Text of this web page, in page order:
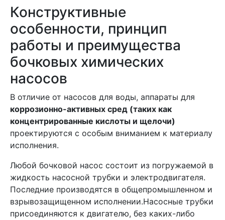
Конструктивные
особенности, принцип
работы и преимущества
бочковых химических
насосов
В отличие от насосов для воды, аппараты для
коррозионно-активных сред (таких как
концентрированные кислоты и щелочи)
проектируются с особым вниманием к материалу
исполнения.
Любой бочковой насос состоит из погружаемой в
жидкость насосной трубки и электродвигателя.
Последние производятся в общепромышленном и
взрывозащищенном исполнении.Насосные трубки
присоединяются к двигателю, без каких-либо